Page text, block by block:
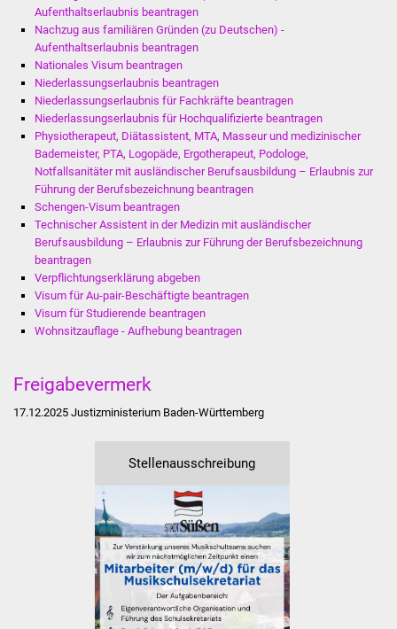
Soziale Einrichtungen
Kirchen
Lokale Agenda
Jugendhaus
Fachteam Jugend
Stadtwerke
NETZMonitor
Ärzte und Apotheken
Pflege von Angehörigen
Hitzewarnung / UV-
Index
Aufenthaltserlaubnis beantragen
Nachzug aus familiären Gründen (zu Deutschen) -
Aufenthaltserlaubnis beantragen
Nationales Visum beantragen
Niederlassungserlaubnis beantragen
Niederlassungserlaubnis für Fachkräfte beantragen
Niederlassungserlaubnis für Hochqualifizierte beantragen
Physiotherapeut, Diätassistent, MTA, Masseur und medizinischer
Bademeister, PTA, Logopäde, Ergotherapeut, Podologe,
Notfallsanitäter mit ausländischer Berufsausbildung – Erlaubnis zur
Führung der Berufsbezeichnung beantragen
Schengen-Visum beantragen
Technischer Assistent in der Medizin mit ausländischer
Berufsausbildung – Erlaubnis zur Führung der Berufsbezeichnung
beantragen
Verpflichtungserklärung abgeben
Visum für Au-pair-Beschäftigte beantragen
Visum für Studierende beantragen
Wohnsitzauflage - Aufhebung beantragen
Freigabevermerk
17.12.2025 Justizministerium Baden-Württemberg
Stellenausschreibung